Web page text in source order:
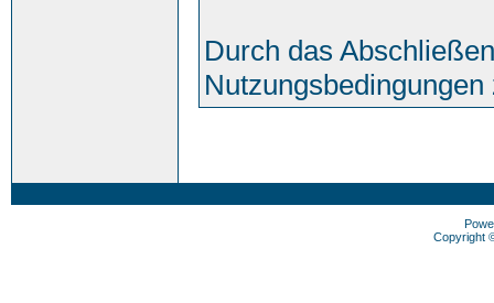
Durch das
Nutzungsbedingungen
Copyright